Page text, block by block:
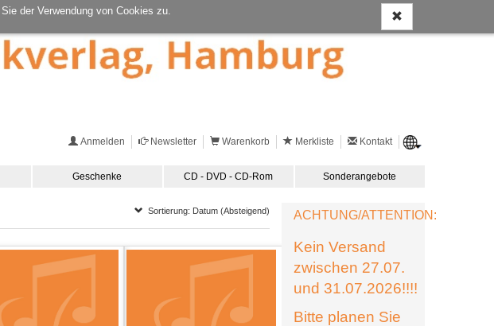
der Verwendung von Cookies zu.
Anmelden Newsletter Warenkorb Merkliste Kontakt
Geschenke CD - DVD - CD-Rom Sonderangebote
Sortierung: Datum (Absteigend) ACHTUNG/ATTENTION:
Kein Versand
zwischen 27.07.
und 31.07.2026!!!!
Bitte planen Sie